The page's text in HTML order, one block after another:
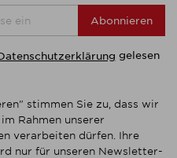
Abonnieren
gelesen
stimmen Sie zu, dass wir
Rahmen unserer
verarbeiten dürfen. Ihre
nur für unseren Newsletter-